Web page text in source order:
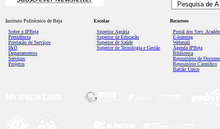
Instituto Politécnico de Beja
Sobre o IPBeja
Presidência
Prestação de Serviços
I&D
Departamentos
Serviços
Projetos
Escolas
Superior Agrária
Superior de Educação
Superior de Saúde
Superior de Tecnologia e Gestão
Recursos
Portal dos Serv.
E-learning
Webmail
Agenda IPBeja
Biblioteca
Repositório de
Repositório Científico
Balcão Único